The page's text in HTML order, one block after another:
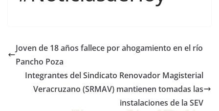
Joven de 18 años fallece por ahogamiento en el río
Pancho Poza
Integrantes del Sindicato Renovador Magisterial
Veracruzano (SRMAV) mantienen tomadas las
instalaciones de la SEV